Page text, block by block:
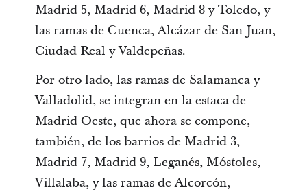
Madrid 5, Madrid 6, Madrid 8 y Toledo, y
las ramas de Cuenca, Alcázar de San Juan,
Ciudad Real y Valdepeñas.
Por otro lado, las ramas de Salamanca y
Valladolid, se integran en la estaca de
Madrid Oeste, que ahora se compone,
también, de los barrios de Madrid 3,
Madrid 7, Madrid 9, Leganés, Móstoles,
Villalaba, y las ramas de Alcorcón,